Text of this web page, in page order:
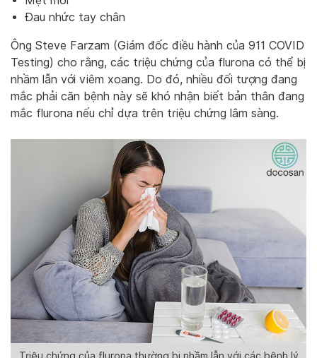
Đau nhức tay chân
Ông Steve Farzam (Giám đốc điều hành của 911 COVID
Testing) cho rằng, các triệu chứng của flurona có thể bị
nhầm lẫn với viêm xoang. Do đó, nhiều đối tượng đang
mắc phải căn bệnh này sẽ khó nhận biết bản thân đang
mắc flurona nếu chỉ dựa trên triệu chứng lâm sàng.